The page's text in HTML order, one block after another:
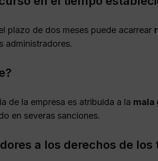
plazo de dos meses puede acarrear
administradores.
de la empresa es atribuida a la mala
en severas sanciones.
a los derechos de los